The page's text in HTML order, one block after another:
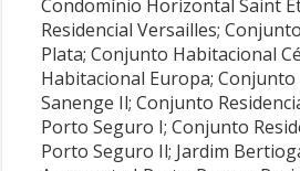
Condomínio Horizontal Saint
Residencial Versailles;
Plata; Conjunto Habitacional
Habitacional Europa;
Sanenge Il; Conjunto
Porto Seguro I; Conjunto
Porto Seguro Il; Jardim